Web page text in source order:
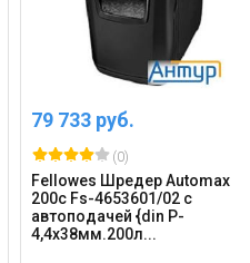
79 733 руб.
(0)
Fellowes Шредер Automax
200c Fs-4653601/02 с
автоподачей {din P-
4,4х38мм.200л...